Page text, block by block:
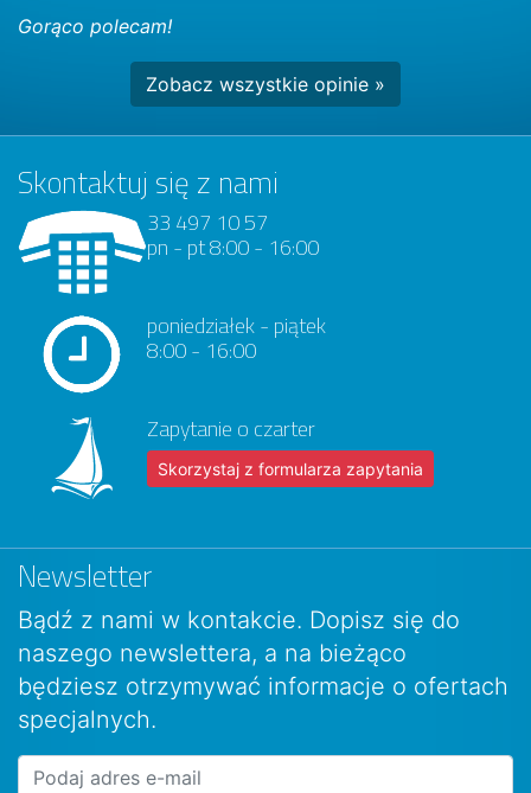
Gorąco polecam!
Zobacz wszystkie opinie »
Skontaktuj się z nami
33 497 10 57
pn - pt 8:00 - 16:00
poniedziałek - piątek
8:00 - 16:00
Zapytanie o czarter
Skorzystaj z formularza zapytania
Newsletter
Bądź z nami w kontakcie. Dopisz się do
naszego newslettera, a na bieżąco
będziesz otrzymywać informacje o ofertach
specjalnych.